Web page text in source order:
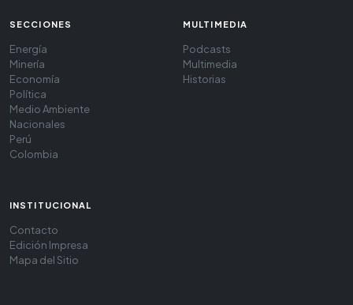
SECCIONES
Energía
Minería
Economía
Política
Medio Ambiente
Nacionales
Perú
Colombia
MULTIMEDIA
Podcasts
Multimedia
Historias
INSTITUCIONAL
Contacto
Edición Impresa
Mapa del Sitio